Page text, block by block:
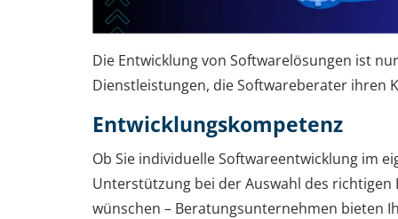
Die Entwicklung von Softwarelösungen ist
Dienstleistungen, die Softwareberater ihren
Entwicklungskompetenz
Ob Sie individuelle Softwareentwicklung im
Unterstützung bei der Auswahl des richtigen
wünschen – Beratungsunternehmen bieten